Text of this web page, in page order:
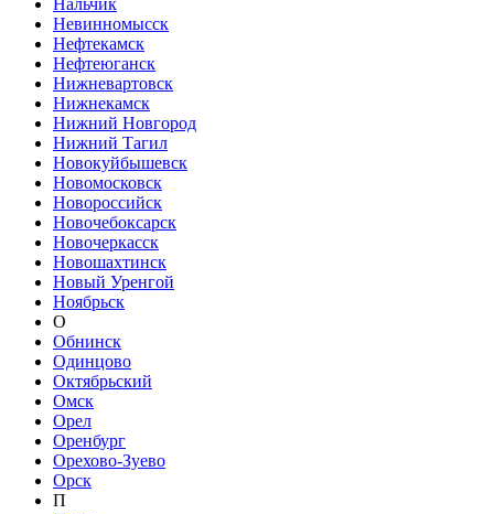
Нальчик
Невинномысск
Нефтекамск
Нефтеюганск
Нижневартовск
Нижнекамск
Нижний Новгород
Нижний Тагил
Новокуйбышевск
Новомосковск
Новороссийск
Новочебоксарск
Новочеркасск
Новошахтинск
Новый Уренгой
Ноябрьск
О
Обнинск
Одинцово
Октябрьский
Омск
Орел
Оренбург
Орехово-Зуево
Орск
П